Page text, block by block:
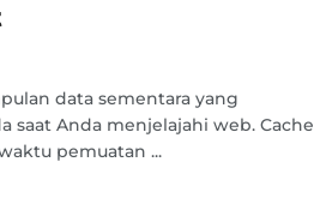
data sementara yang
saat Anda menjelajahi web. Cache
pemuatan ...